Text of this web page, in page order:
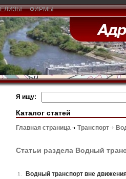
ФИРМЫ
Я ищу:
Каталог статей
Главная страница Транспорт
Статьи раздела Водный
1. Водный транспорт вне